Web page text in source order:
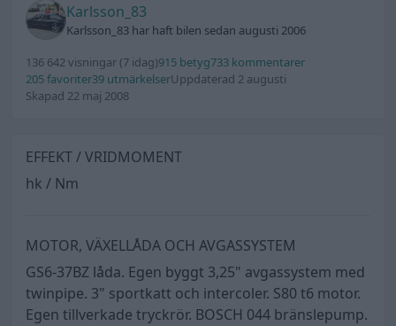
Karlsson_83
Karlsson_83 har haft bilen sedan augusti 2006
136 642 visningar (7 idag)915 betyg733 kommentarer
205 favoriter39 utmärkelserUppdaterad 2 augusti
Skapad 22 maj 2008
EFFEKT / VRIDMOMENT
hk / Nm
MOTOR, VÄXELLÅDA OCH AVGASSYSTEM
GS6-37BZ låda. Egen byggt 3,25" avgassystem med
twinpipe. 3" sportkatt och intercoler. S80 t6 motor.
Egen tillverkade tryckrör. BOSCH 044 bränslepump.